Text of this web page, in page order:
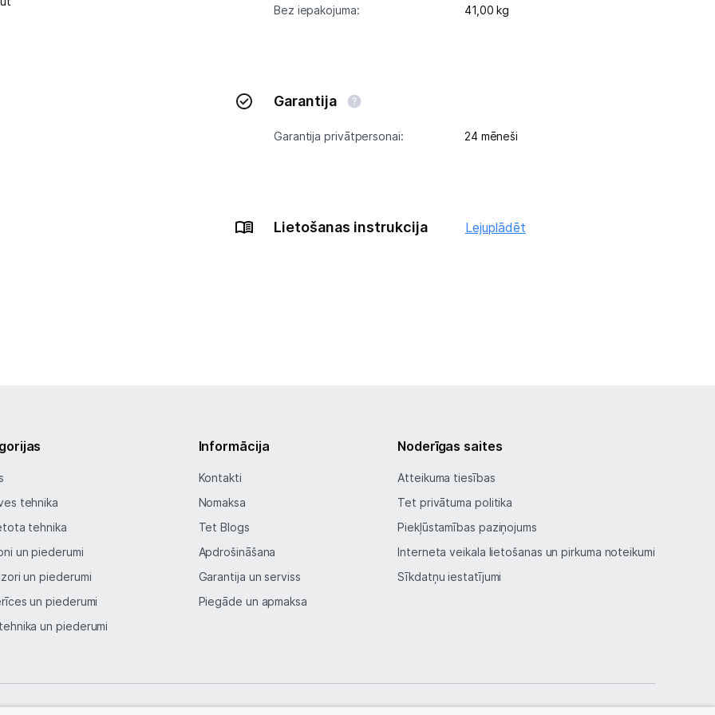
Bez iepakojuma: 41,00 kg
Garantija
Garantija privātpersonai: 24 mēneši
Lietošanas instrukcija Lejuplādēt
tehnika
tehnika
un piederumi
un piederumi
un piederumi
un piederumi
Informācija
Kontakti
Nomaksa
Tet Blogs
Apdrošināšana
Garantija un serviss
Piegāde un apmaksa
Noderīgas saites
Atteikuma tiesības
Tet privātuma politika
Piekļūstamības paziņojums
Interneta veikala lietošanas un pirkuma noteikumi
Sīkdatņu iestatījumi